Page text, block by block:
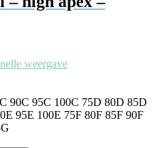
weergave
90C 95C 100C 75D 80D 85D
95E 100E 75F 80F 85F 90F